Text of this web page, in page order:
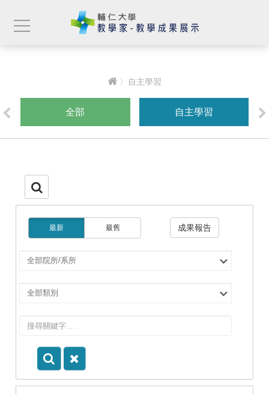
〉自主學習
全部 自主學習
最新 最舊 成果報告
選
所/
所
選
別